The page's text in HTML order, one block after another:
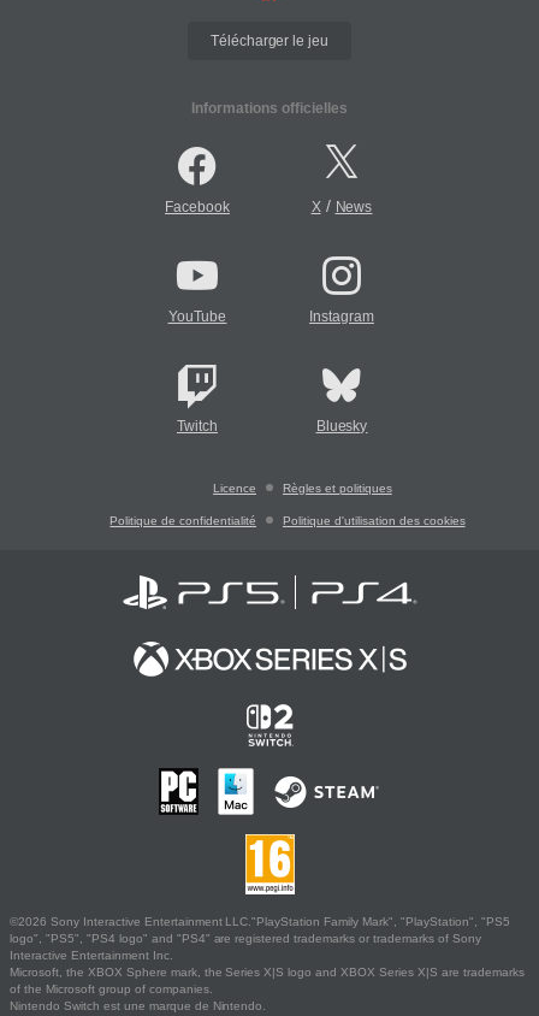
Télécharger le jeu
Informations officielles
Facebook X/ News
YouTube Instagram
Twitch Bluesky
Licence Règles et politiques
Politique de confidentialité Politique d'utilisation des cookies
©2026 Sony Interactive Entertainment LLC."PlayStation Family Mark", "PlayStation", "PS5
logo", "PS5", "PS4 logo" and "PS4" are registered trademarks or trademarks of Sony
Interactive Entertainment Inc.
Microsoft, the XBOX Sphere mark, the Series X|S logo and XBOX Series X|S are trademarks
of the Microsoft group of companies.
Nintendo Switch est une marque de Nintendo.